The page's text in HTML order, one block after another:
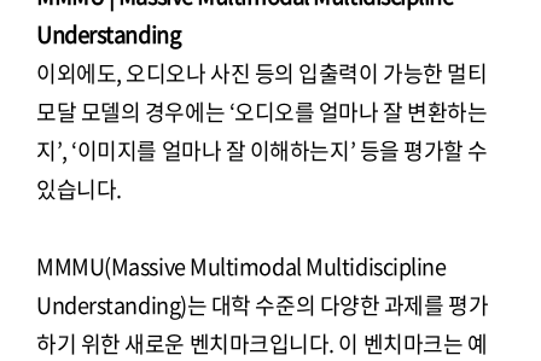
Understanding
이외에도, 오디오나 사진 등의 입출력이 가능한 멀티
모달 모델의 경우에는 ‘오디오를 얼마나 잘 변환하는
지’, ‘이미지를 얼마나 잘 이해하는지’ 등을 평가할 수
있습니다.
MMMU(Massive Multimodal Multidiscipline
Understanding)는 대학 수준의 다양한 과제를 평가
하기 위한 새로운 벤치마크입니다. 이 벤치마크는 예